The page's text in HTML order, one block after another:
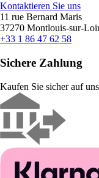
Kontaktieren Sie uns
11 rue Bernard Maris
37270 Montlouis-sur-
+33 1 86 47 62 58
Sichere Zahlung
Kaufen Sie sicher auf